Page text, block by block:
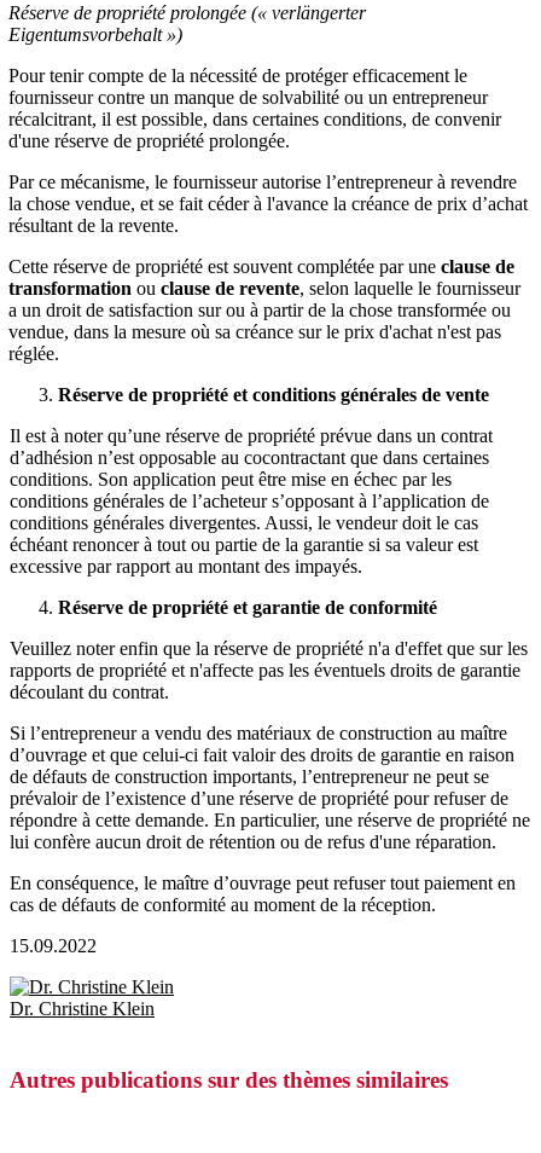
Réserve de propriété prolongée (« verlängerter
Eigentumsvorbehalt »)
Pour tenir compte de la nécessité de protéger efficacement le
fournisseur contre un manque de solvabilité ou un entrepreneur
récalcitrant, il est possible, dans certaines conditions, de convenir
d'une réserve de propriété prolongée.
Par ce mécanisme, le fournisseur autorise l’entrepreneur à revendre
la chose vendue, et se fait céder à l'avance la créance de prix d’achat
résultant de la revente.
Cette réserve de propriété est souvent complétée par uneclause de
transformation ouclause de revente, selon laquelle le fournisseur
a un droit de satisfaction sur ou à partir de la chose transformée ou
vendue, dans la mesure où sa créance sur le prix d'achat n'est pas
réglée.
Réserve de propriété et conditions générales de vente
Il est à noter qu’une réserve de propriété prévue dans un contrat
d’adhésion n’est opposable au cocontractant que dans certaines
conditions. Son application peut être mise en échec par les
conditions générales de l’acheteur s’opposant à l’application de
conditions générales divergentes. Aussi, le vendeur doit le cas
échéant renoncer à tout ou partie de la garantie si sa valeur est
excessive par rapport au montant des impayés.
Réserve de propriété et garantie de conformité
Veuillez noter enfin que la réserve de propriété n'a d'effet que sur les
rapports de propriété et n'affecte pas les éventuels droits de garantie
découlant du contrat.
Si l’entrepreneur a vendu des matériaux de construction au maître
d’ouvrage et que celui-ci fait valoir des droits de garantie en raison
de défauts de construction importants, l’entrepreneur ne peut se
prévaloir de l’existence d’une réserve de propriété pour refuser de
répondre à cette demande. En particulier, une réserve de propriété ne
lui confère aucun droit de rétention ou de refus d'une réparation.
En conséquence, le maître d’ouvrage peut refuser tout paiement en
cas de défauts de conformité au moment de la réception.
15.09.2022
Dr. Christine Klein
Autres publications sur des thèmes similaires